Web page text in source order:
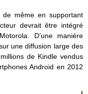
de même en supportant
devrait être intégré
D’une manière
une diffusion large des
de Kindle vendus
Android en 2012